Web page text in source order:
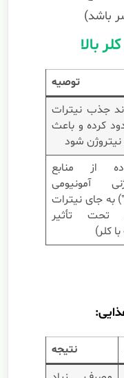
باشد)
بالا
توصیه
جذب نیترات
کرده و باعث
نیتروژن شود
از منابع
آمونیومی
(NH₄⁺) به جای نیترات
تحت تأثیر
کلر)
نتیجه